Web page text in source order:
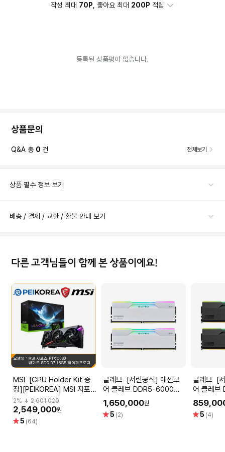
작성 최대 70P , 좋아요 최대 200P 적립
등록된 상품평이 없습니다.
상품문의
Q&A 총 0 건 전체보기
상품 필수 정보 보기
배송 / 결제 / 교환 / 환불 안내 보기
다른 고객님들이 함께 본 상품이에요!
MSI [GPU Holder Kit 증
정][PEIKOREA] MSI 지포
스 RTX 5080 뱅가드 SOC
D7 16GB 하이퍼프로져
2% ↓ 2,601,020
2,549,000원
별5 (64)
클레브 [서린공식] 에센코
어 클레브 DDR5-6000
CL30 CRAS V RGB 화이
트 패키지 서린
(64GB(32Gx2))
1,650,000원
별5 (2)
클레브 [서린공식] 에센코
어 클레
CL30
패키지
별5 (4)